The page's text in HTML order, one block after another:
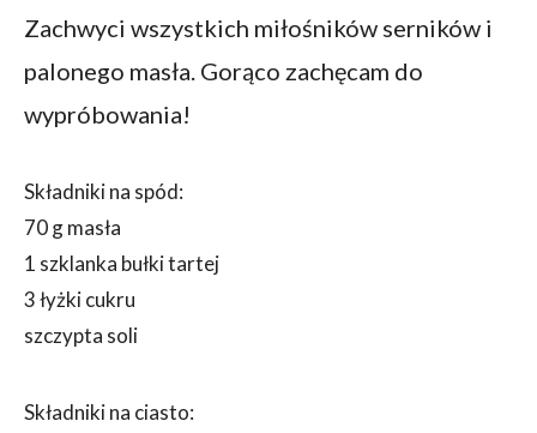
Zachwyci wszystkich miłośników serników i
palonego masła. Gorąco zachęcam do
wypróbowania!
Składniki na spód:
70 g masła
1 szklanka bułki tartej
3 łyżki cukru
szczypta soli
Składniki na ciasto: